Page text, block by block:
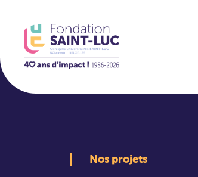
Nos projets